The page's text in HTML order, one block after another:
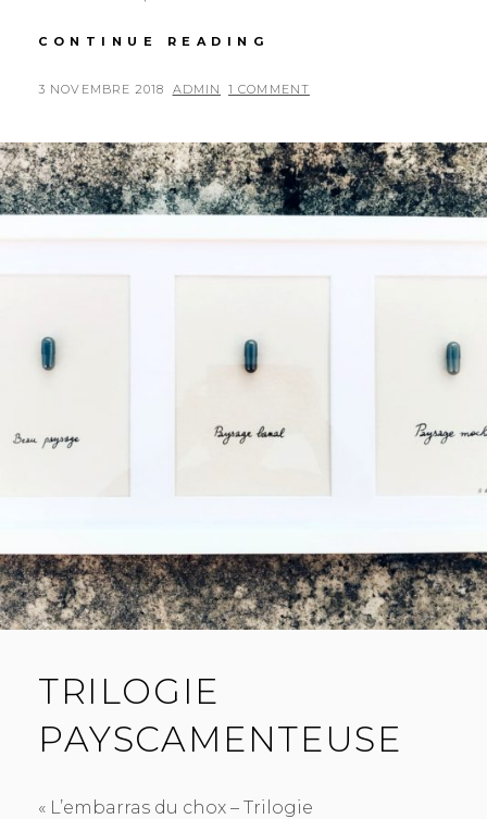
CONTINUE READING
POSTED
3 NOVEMBRE 2018 BY
ADMIN 1 COMMENT
TRILOGIE
PAYSCAMENTEUSE
« L’embarras du chox – Trilogie